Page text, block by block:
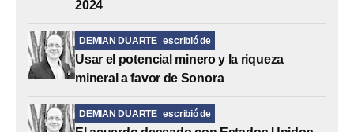
2024
DEMIAN DUARTE escribió de
Usar el potencial minero y la riqueza
mineral a favor de Sonora
DEMIAN DUARTE escribió de